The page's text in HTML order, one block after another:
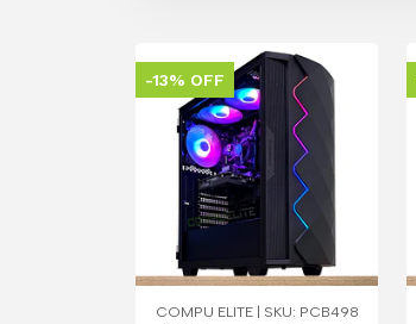
-13% OFF
COMPU ELITE | SKU: PCB498